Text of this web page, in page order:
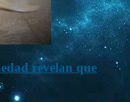
revelan que